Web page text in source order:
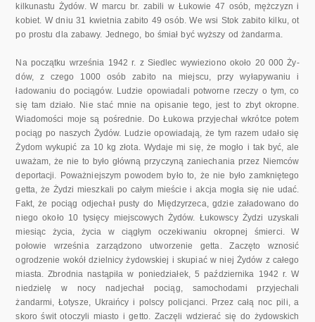
kilkunastu Żydów. W marcu br. zabili w Łukowie 47 osób, mężczyzn i
kobiet. W dniu 31 kwietnia zabito 49 osób. We wsi Stok zabito kilku, ot
po prostu dla zabawy. Jednego, bo śmiał być wyższy od żandarma.
Na początku września 1942 r. z Siedlec wywieziono około 20 000 Ży­
dów, z czego 1000 osób zabito na miejscu, przy wyłapywaniu i
ładowaniu do pociągów. Ludzie opowiadali potworne rzeczy o tym, co
się tam dzia­ło. Nie stać mnie na opisanie tego, jest to zbyt okropne.
Wiadomości moje są pośrednie. Do Łukowa przyjechał wkrótce potem
pociąg po naszych Żydów. Ludzie opowiadają, że tym razem udało się
Żydom wykupić za 10 kg złota. Wydaje mi się, że mogło i tak być, ale
uważam, że nie to było główną przyczyną zaniechania przez Niemców
deportacji. Poważ­niejszym powodem było to, że nie było zamkniętego
getta, że Żydzi miesz­kali po całym mieście i akcja mogła się nie udać.
Fakt, że pociąg odje­chał pusty do Międzyrzeca, gdzie załadowano do
niego około 10 tysięcy miejscowych Żydów. Łukowscy Żydzi uzyskali
miesiąc życia, życia w ciągłym oczekiwaniu okropnej śmierci. W
połowie września zarządzono utworzenie getta. Zaczęto wznosić
ogrodzenie wokół dzielnicy żydow­skiej i skupiać w niej Żydów z całego
miasta. Zbrodnia nastąpiła w po­niedziałek, 5 października 1942 r. W
niedzielę w nocy nadjechał pociąg, samochodami przyjechali
żandarmi, Łotysze, Ukraińcy i polscy policjanci. Przez całą noc pili, a
skoro świt otoczyli miasto i getto. Zaczęli wdzierać się do żydowskich